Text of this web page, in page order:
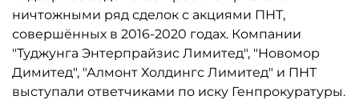
ничтожными ряд сделок с акциями ПНТ,
совершённых в 2016-2020 годах. Компании
"Туджунга Энтерпрайзис Лимитед", "Новомор
Димитед", "Алмонт Холдингс Лимитед" и ПНТ
выступали ответчиками по иску Генпрокуратуры.